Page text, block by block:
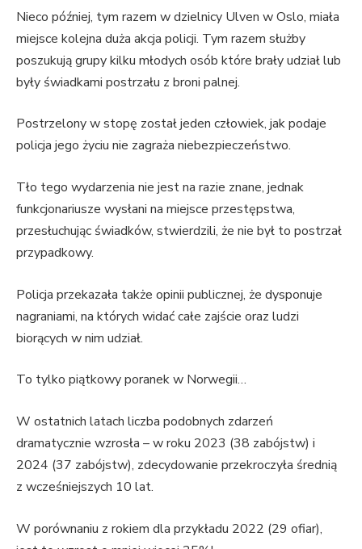
Nieco później, tym razem w dzielnicy Ulven w Oslo, miała
miejsce kolejna duża akcja policji. Tym razem służby
poszukują grupy kilku młodych osób które brały udział lub
były świadkami postrzału z broni palnej.
Postrzelony w stopę został jeden człowiek, jak podaje
policja jego życiu nie zagraża niebezpieczeństwo.
Tło tego wydarzenia nie jest na razie znane, jednak
funkcjonariusze wysłani na miejsce przestępstwa,
przesłuchując świadków, stwierdzili, że nie był to postrzał
przypadkowy.
Policja przekazała także opinii publicznej, że dysponuje
nagraniami, na których widać całe zajście oraz ludzi
biorących w nim udział.
To tylko piątkowy poranek w Norwegii…
W ostatnich latach liczba podobnych zdarzeń
dramatycznie wzrosła – w roku 2023 (38 zabójstw) i
2024 (37 zabójstw), zdecydowanie przekroczyła średnią
z wcześniejszych 10 lat.
W porównaniu z rokiem dla przykładu 2022 (29 ofiar),